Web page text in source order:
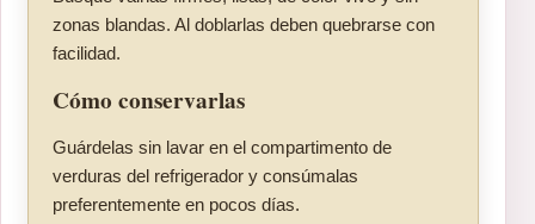
zonas blandas. Al doblarlas deben quebrarse con
facilidad.
Cómo conservarlas
Guárdelas sin lavar en el compartimento de
verduras del refrigerador y consúmalas
preferentemente en pocos días.